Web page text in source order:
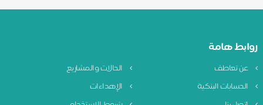
روابط هامة
عن تعاطف
الحالات والمشاريع
الحسابات البنكية
الإهداءات